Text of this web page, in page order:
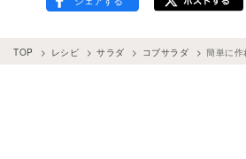
TOP レシピ サラダ コブサラダ 簡単に作